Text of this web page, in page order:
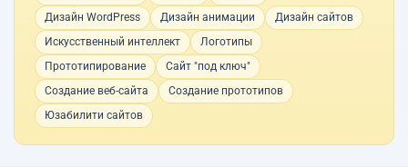
Дизайн WordPress
Дизайн анимации
Дизайн сайтов
Искусственный интеллект
Логотипы
Прототипирование
Сайт "под ключ"
Создание веб-сайта
Создание прототипов
Юзабилити сайтов